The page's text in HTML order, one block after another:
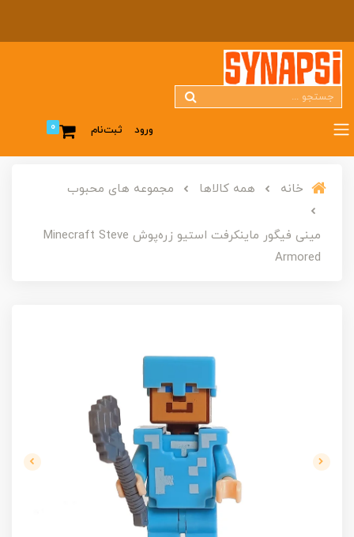
ورود ثبت‌نام 0
خانه همه کالاها مجموعه های محبوب
مینی فیگور ماینکرفت استیو زره‌پوش Minecraft Steve
Armored